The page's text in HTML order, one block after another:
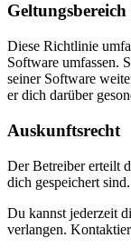
Diese Richtlinie
Software umfassen.
seiner Software
er dich darüber
Auskunftsrecht
Der Betreiber erteilt
dich gespeichert sind.
Du kannst jederzeit
verlangen.